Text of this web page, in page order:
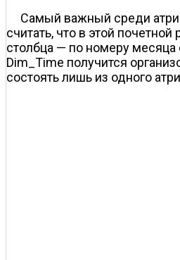
Самый важный среди
считать, что в этой
столбца — по номеру месяца
Dim_Time получится
состоять лишь из одного